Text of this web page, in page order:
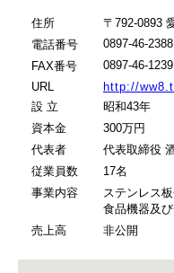
住所
〒792-0893
電話番号
0897-46-2388
FAX番号
0897-46-1239
URL
http://
設 立
昭和43年
資本金
300万円
代表者
代表取締役
従業員数
17名
事業内容
ステンレス
食品機器及
売上高
非公開